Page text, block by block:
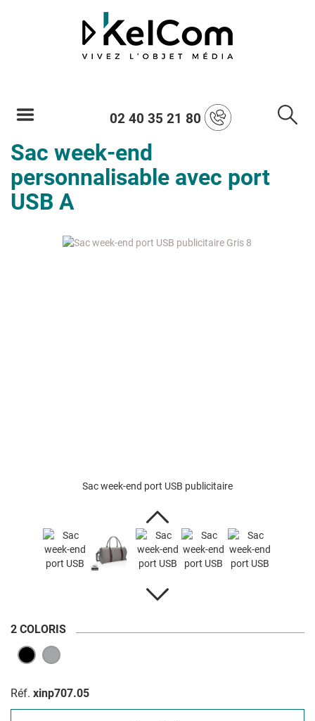
02 40 35 21 80
Sac week-end
personnalisable avec port
USB A
Sac week-end port USB publicitaire
2 COLORIS
Réf. xinp707.05